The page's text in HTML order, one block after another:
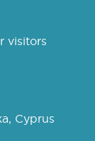
visitors
Cyprus